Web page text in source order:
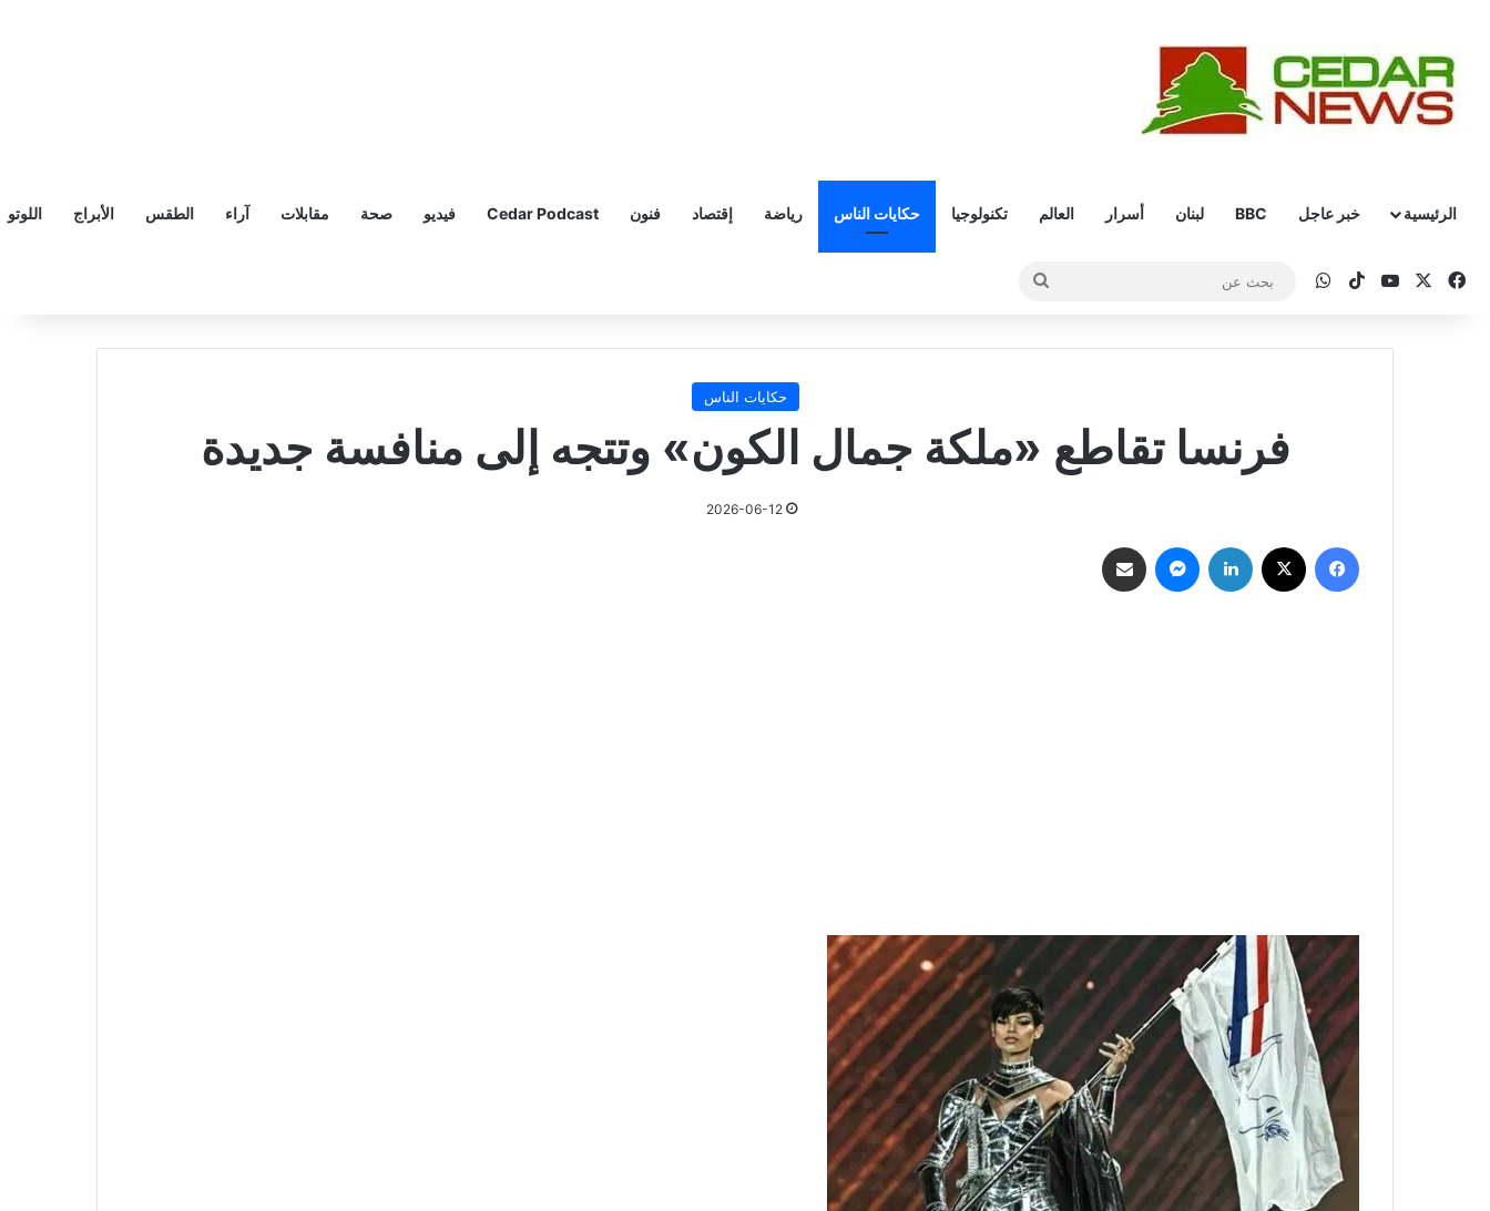
الرئيسية خبر عاجل BBC لبنان أسرار العالم تكنولوجيا حكايات الناس رياضة إقتصاد فنون Cedar Podcast فيديو صحة مقابلات آراء الطقس الأبراج اللوتو
فيسبوك ‫YouTube
‫TikTokواتساب
بحث
حكايات الناس
فرنسا تقاطع «ملكة جمال الكون» وتتجه إلى منافسة جديدة
2026-06-12
فيسبوك لينكدإن ماسنجر